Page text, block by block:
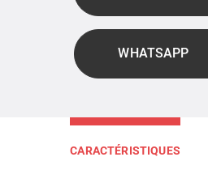
WHATSAPP
CARACTÉRISTIQUES